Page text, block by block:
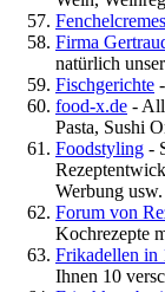
Firma
natürlich
Fischgerichte
food-x.de -
Pasta, Sushi
Foodstyling -
Werbung usw.
Forum von
Kochrezepte
Frikadellen in
Ihnen 10